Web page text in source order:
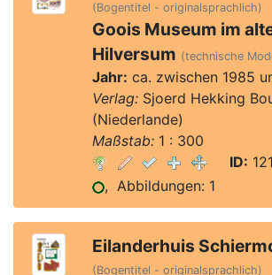
(Bogentitel - originalsprachlich)
Goois Museum im
Hilversum (technische
Jahr: ca. zwischen 1985
Verlag:Sjoerd Hekking
(Niederlande)
Maßstab:1 : 300
ID:
, Abbildungen: 1
Eilanderhuis
(Bogentitel - originalsprachlich)